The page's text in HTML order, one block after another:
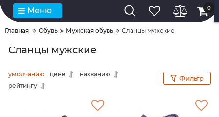
Меню 0
Главная Обувь Мужская обувь Сланцы мужские
Сланцы мужские
умолчанию цене
названию
рейтингу
Фильтр